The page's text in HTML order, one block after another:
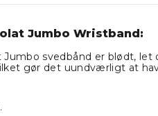
Jumbo Wristband:
Jumbo svedbånd er blødt, let
gør det uundværligt at